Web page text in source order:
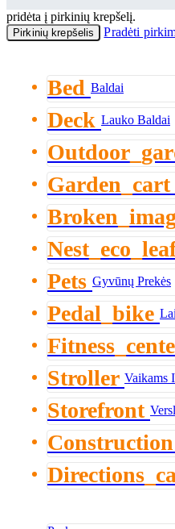
pridėta į pirkinių krepšelį.
Pirkinių krepšelis Pradėti
Bed Baldai
Deck Lauko Baldai
Garden_cart
Pets Gyvūnų Prekės
Pedal_bike
Stroller Vaikams
Storefront
Construction